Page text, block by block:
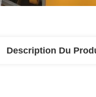
Description Du